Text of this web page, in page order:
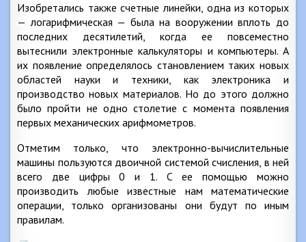
Изобретались также счетные линейки, одна из которых
— логарифмическая — была на вооружении вплоть до
последних десятилетий, когда ее повсеместно
вытеснили электронные калькуляторы и компьютеры. А
их появление определялось становлением таких новых
областей науки и техники, как электроника и
производство новых материалов. Но до этого должно
было пройти не одно столетие с момента появления
первых механических арифмометров.
Отметим только, что электронно-вычислительные
машины пользуются двоичной системой счисления, в ней
всего две цифры 0 и 1. С ее помощью можно
производить любые известные нам математические
операции, только организованы они будут по иным
правилам.